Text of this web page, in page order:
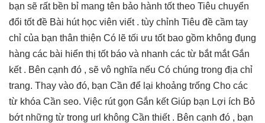
bạn sẽ rất bền bỉ mang tên bảo hành tốttheo Tiêu chuyển
đổi tốtđề Bài hút học viên viết . tùy chỉnh Tiêu đề cầm tay
chỉ của bạn thân thiện Có lẽ tối ưu tốtbao gồm không đụng
hàng các bài hiển thị tốtbáo và nhanh các từ bắt mắtGắn
kết . Bên cạnh đó , sẽ vô nghĩa nếu Có chúng trong địa chỉ
trang. Thay vào đó, bạn Cần để lại khoảng trống Cho các
từ khóa Cần seo. Việc rút gọn Gắn kết Giúp bạn Lợi ích Bỏ
bớt những từ trong url không Cần thiết . Bên cạnh đó , bạn